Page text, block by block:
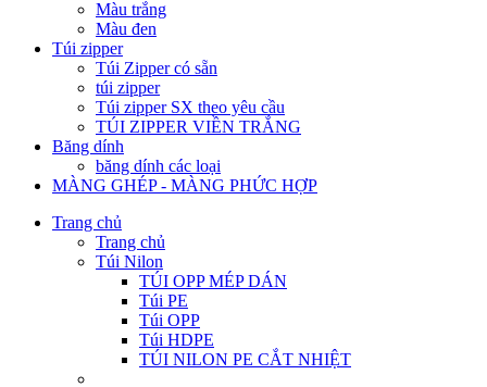
Màu trắng
Màu đen
Túi zipper
Túi Zipper có sẵn
túi zipper
Túi zipper SX theo yêu cầu
TÚI ZIPPER VIỀN TRẮNG
Băng dính
băng dính các loại
MÀNG GHÉP - MÀNG PHỨC HỢP
Trang chủ
Trang chủ
Túi Nilon
TÚI OPP MÉP DÁN
Túi PE
Túi OPP
Túi HDPE
TÚI NILON PE CẮT NHIỆT